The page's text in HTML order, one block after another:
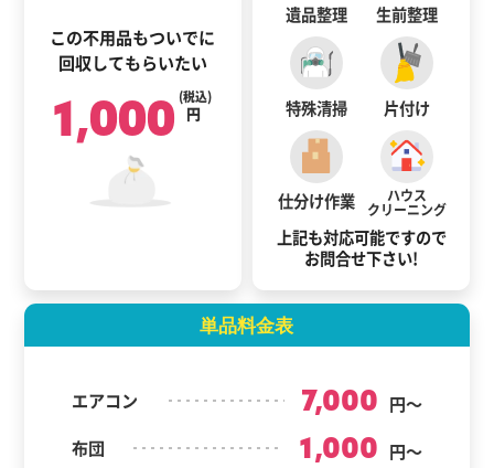
この不用品もついでに
回収してもらいたい
1,000 円
(税込)
遺品整理 生前整理
特殊清掃 片付け
仕分け作業 ハウス
クリーニング
上記も対応可能ですので
お問合せ下さい!
単品料金表
エアコン 7,000 円～
布団
1,000 円～